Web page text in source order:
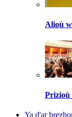
Alioù
Prizioù
Ya d'ar